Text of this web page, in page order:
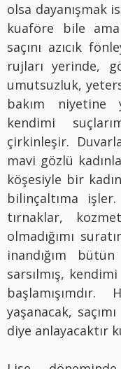
olsa dayanışmak
kuaföre bile
saçını azıcık
rujları yerinde,
umutsuzluk,
bakım niyetine
kendimi
çirkinleşir.
mavi gözlü
köşesiyle bir
bilinçaltıma
tırnaklar,
olmadığımı
inandığım
sarsılmış,
yaşanacak,
diye anlayacaktır